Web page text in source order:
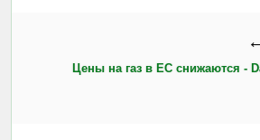
Цены на газ в ЕС снижаются -